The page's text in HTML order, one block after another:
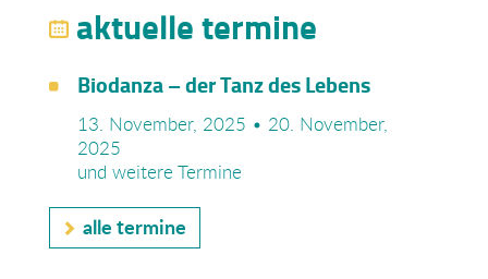
aktuelle termine
Biodanza – der Tanz des Lebens
13. November, 2025 • 20. November,
2025
und weitere Termine
alle termine